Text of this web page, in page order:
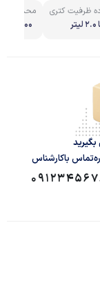
ظرفیت کتری
محدوده
1500 تا 2000 وات
با‌کارشناس